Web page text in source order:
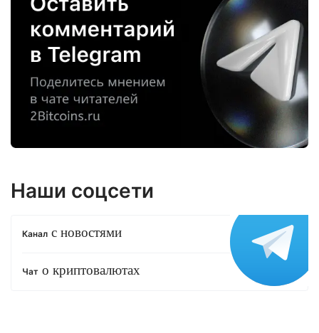
Наши соцсети
Канал с новостями
Чат о криптовалютах